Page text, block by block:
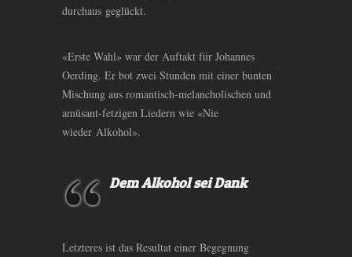
durchaus geglückt.
«Erste Wahl» war der Auftakt für Johannes
Oerding. Er bot zwei Stunden mit einer bunten
Mischung aus romantisch-melancholischen und
amüsant-fetzigen Liedern wie «Nie
wieder Alkohol».
Dem Alkohol sei Dank
Letzteres ist das Resultat einer Begegnung